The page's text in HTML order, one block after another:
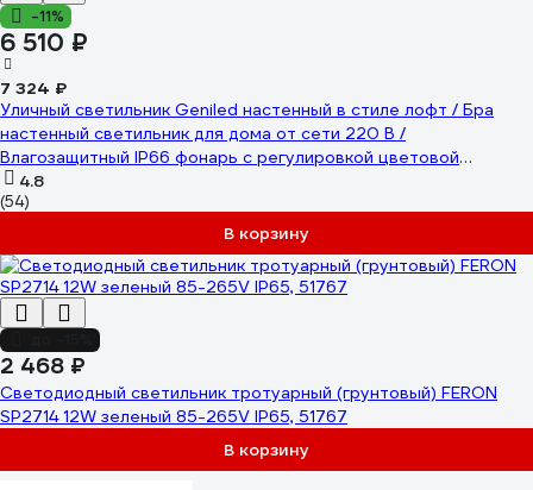
-11%
6 510 ₽
7 324 ₽
Уличный светильник Geniled настенный в стиле лофт / Бра
настенный светильник для дома от сети 220 В /
Влагозащитный IP66 фонарь с регулировкой цветовой
температуры и мощности 8575 08575
4.8
(54)
В корзину
2 468 ₽
Светодиодный светильник тротуарный (грунтовый) FERON
SP2714 12W зеленый 85-265V IP65, 51767
В корзину